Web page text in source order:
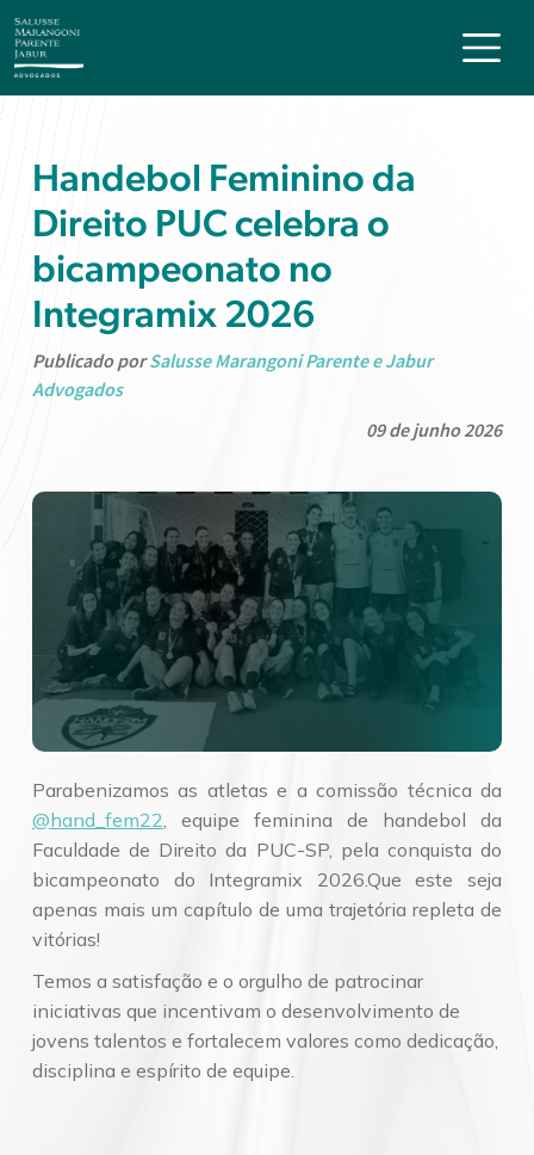
Handebol Feminino da
Direito PUC celebra o
bicampeonato no
Integramix 2026
Publicado porSalusse Marangoni Parente e Jabur
Advogados
09 de junho 2026
Parabenizamos as atletas e a comissão técnica da
@hand_fem22 , equipe feminina de handebol da
Faculdade de Direito da PUC-SP, pela conquista do
bicampeonato do Integramix 2026.Que este seja
apenas mais um capítulo de uma trajetória repleta de
vitórias!
Temos a satisfação e o orgulho de patrocinar
iniciativas que incentivam o desenvolvimento de
jovens talentos e fortalecem valores como dedicação,
disciplina e espírito de equipe.